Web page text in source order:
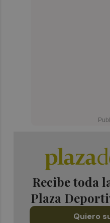
Recibe toda
Plaza
Quiero